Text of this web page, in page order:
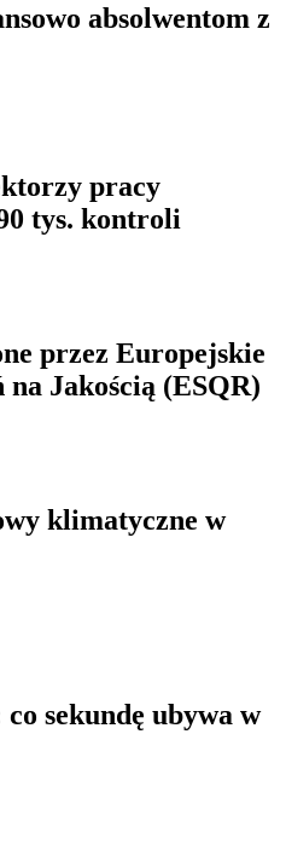
absolwentom z
pracy
tys. kontroli
przez Europejskie
Jakością (ESQR)
klimatyczne w
sekundę ubywa w